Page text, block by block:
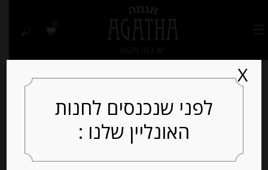
Out of
לפני שנכנסים לחנות
האונליין שלנו :
X